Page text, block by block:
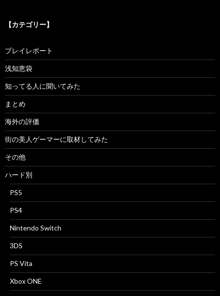
【カテゴリー】
プレイレポート
浅知恵袋
知ってる人に聞いてみた
まとめ
海外の評価
街の美人ゲーマーに取材してみた
その他
ハード別
PS5
PS4
Nintendo Switch
3DS
PS Vita
Xbox ONE